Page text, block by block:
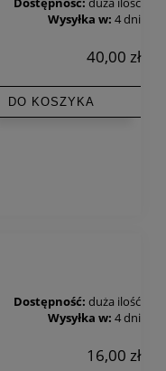
Dostępność: duża ilość
Wysyłka w: 4 dni
40,00 zł
DO KOSZYKA
Dostępność: duża ilość
Wysyłka w: 4 dni
16,00 zł